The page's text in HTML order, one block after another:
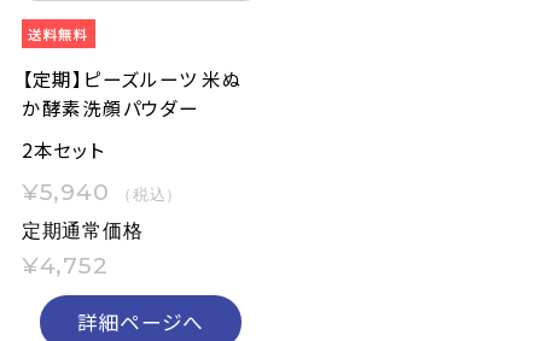
【定期】ピーズルーツ 米ぬ
か酵素洗顔パウダー
2本セット
¥5,940 （税込）
定期通常価格
¥4,752
詳細ページへ